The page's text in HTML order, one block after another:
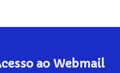
ao Webmail